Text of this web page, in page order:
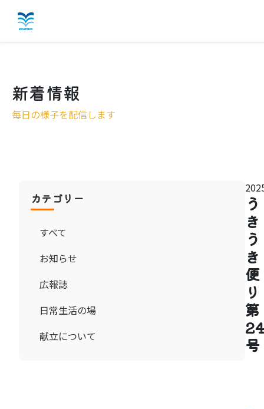
施設概要
入所案内
よくある質問
新着情報
毎日の様子を配信します
う
き
う
き
便
り
第
24
号
カテゴリー
すべて
お知らせ
広報誌
日常生活の場
献立について